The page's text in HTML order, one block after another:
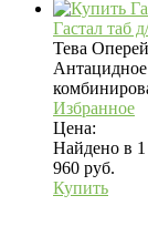
Гастал таб
Тева
Антацидное
Избранное
Цена:
Найдено в 1
960 руб.
Купить